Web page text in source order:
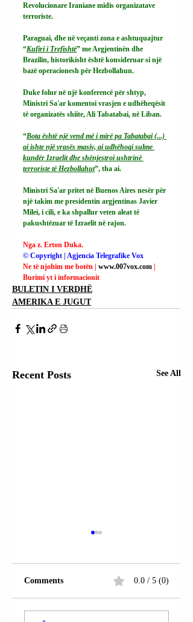
Revolucionare Iraniane midis organizatave
terroriste.
Paraguai, dhe në veçanti zona e ashtuquajtur
“Kufiri i Trefishtë” me Argjentinën dhe
Brazilin, historikisht është konsideruar si një
bazë operacionesh për Hezbollahun.
Duke folur në një konferencë për shtyp,
Ministri Sa'ar komentoi vrasjen e udhëheqësit
të organizatës shiite, Ali Tabatabai, në Liban.
“Bota është një vend më i mirë pa Tabatabai (...)
ai ishte një vrasës masiv, ai udhëhoqi sulme
kundër Izraelit dhe shënjestroi ushtrinë
terroriste të Hezbollahut”, tha ai.
Ministri Sa'ar pritet në Buenos Aires nesër për
një takim me presidentin argjentinas Javier
Milei, i cili, e ka shpallur veten aleat të
pakushtëzuar të Izraelit në rajon.
Nga z. Erton Duka.
© Copyright | Agjencia Telegrafike Vox
Ne të njohim me botën | www.007vox.com |
Burimi yt i informacionit
BULETIN I VERDHË
AMERIKA E JUGUT
Recent Posts See All
Comments 0.0 / 5 (0)